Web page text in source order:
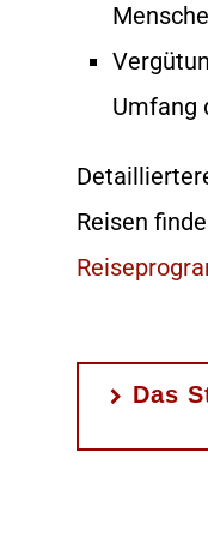
Umfang
Reisen
Das